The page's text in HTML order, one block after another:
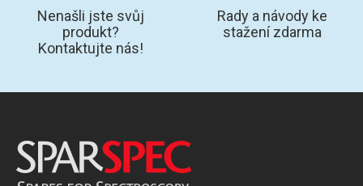
Nenašli jste svůj
produkt?
Kontaktujte nás!
Rady a návody ke
stažení zdarma